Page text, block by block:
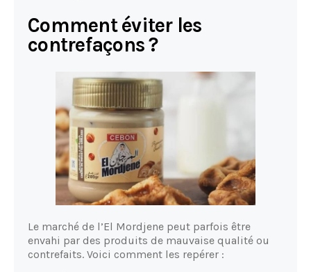
Comment éviter les
contrefaçons ?
Le marché de l’El Mordjene peut parfois être
envahi par des produits de mauvaise qualité ou
contrefaits. Voici comment les repérer :